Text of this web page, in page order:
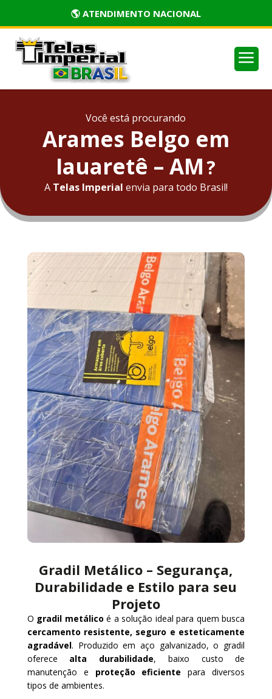
🏅 PRODUTOS CERTIFICADOS
a
Você está procurando
Arames Belgo em
Iauaretê – AM?
A Telas Imperial envia para todo Brasil!
Gradil Metálico – Segurança,
Durabilidade e Estilo para seu
Projeto
O gradil metálico é a solução ideal para quem busca
cercamento resistente, seguro e esteticamente
agradável. Produzido em aço galvanizado, o gradil
oferece alta durabilidade, baixo custo de
manutenção e proteção eficiente para diversos
tipos de ambientes.